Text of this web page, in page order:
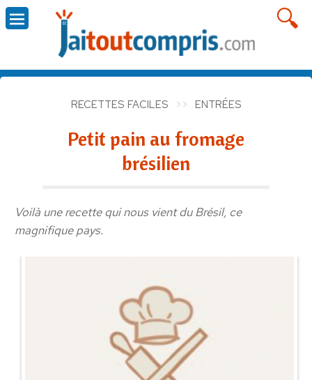
RECETTES FACILES ENTRÉES
Petit pain au fromage
brésilien
Voilà une recette qui nous vient du Brésil, ce
magnifique pays.